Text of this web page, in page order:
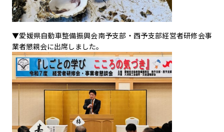
▼愛媛県自動車整備振興会南予支部・西予支部経営者研修会事
業者懇親会に出席しました。